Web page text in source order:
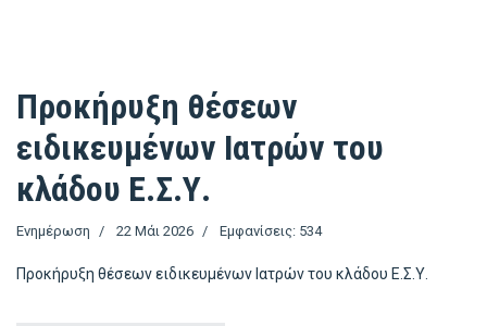
Προκήρυξη θέσεων
ειδικευμένων Ιατρών του
κλάδου Ε.Σ.Υ.
Ενημέρωση 22 Μάι 2026 Εμφανίσεις: 534
Προκήρυξη θέσεων ειδικευμένων Ιατρών του κλάδου Ε.Σ.Υ.